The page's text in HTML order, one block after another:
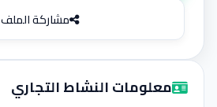
مشاركة الملف
معلومات النشاط التجاري